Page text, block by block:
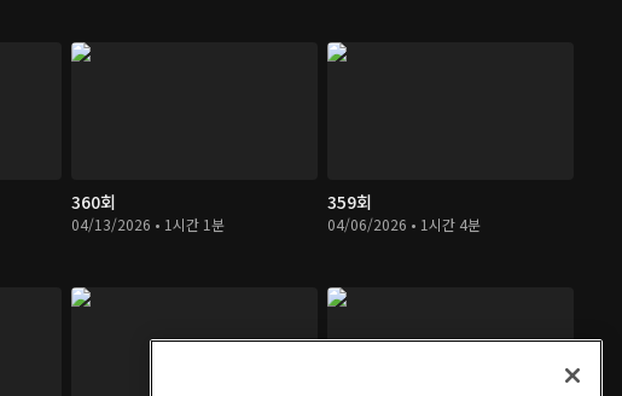
360회
04/13/2026 • 1시간 1분
359회
04/06/2026 • 1시간 4분